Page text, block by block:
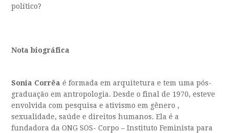
político?
Nota biográfica
Sonia Corrêa é formada em arquitetura e tem uma pós-
graduação em antropologia. Desde o final de 1970, esteve
envolvida com pesquisa e ativismo em gênero ,
sexualidade, saúde e direitos humanos. Ela é a
fundadora da ONG SOS- Corpo – Instituto Feminista para